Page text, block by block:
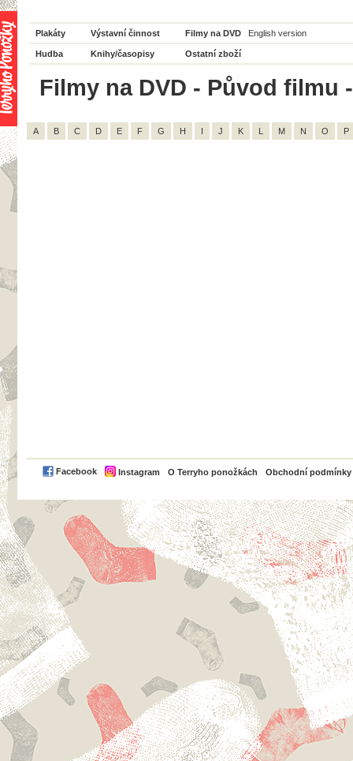
Plakáty Výstavní činnost Filmy na DVD English version
Hudba Knihy/časopisy Ostatní zboží
Filmy na DVD - Původ filmu
A B C D E F G H I J K L M N O P
Facebook Instagram O Terryho ponožkách Obchodní podmínky
PayPal